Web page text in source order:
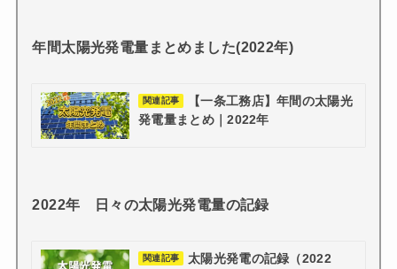
年間太陽光発電量まとめました(2022年)
関連記事
【一条工務店】年間の太陽光
発電量まとめ｜2022年
2022年 日々の太陽光発電量の記録
関連記事
太陽光発電の記録（2022